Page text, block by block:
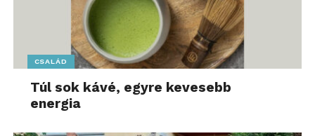
CSALÁD
Túl sok kávé, egyre kevesebb
energia